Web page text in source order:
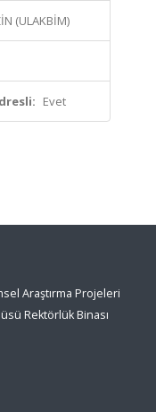
(ULAKBİM)
Evet
Araştırma Projeleri
Rektörlük Binası